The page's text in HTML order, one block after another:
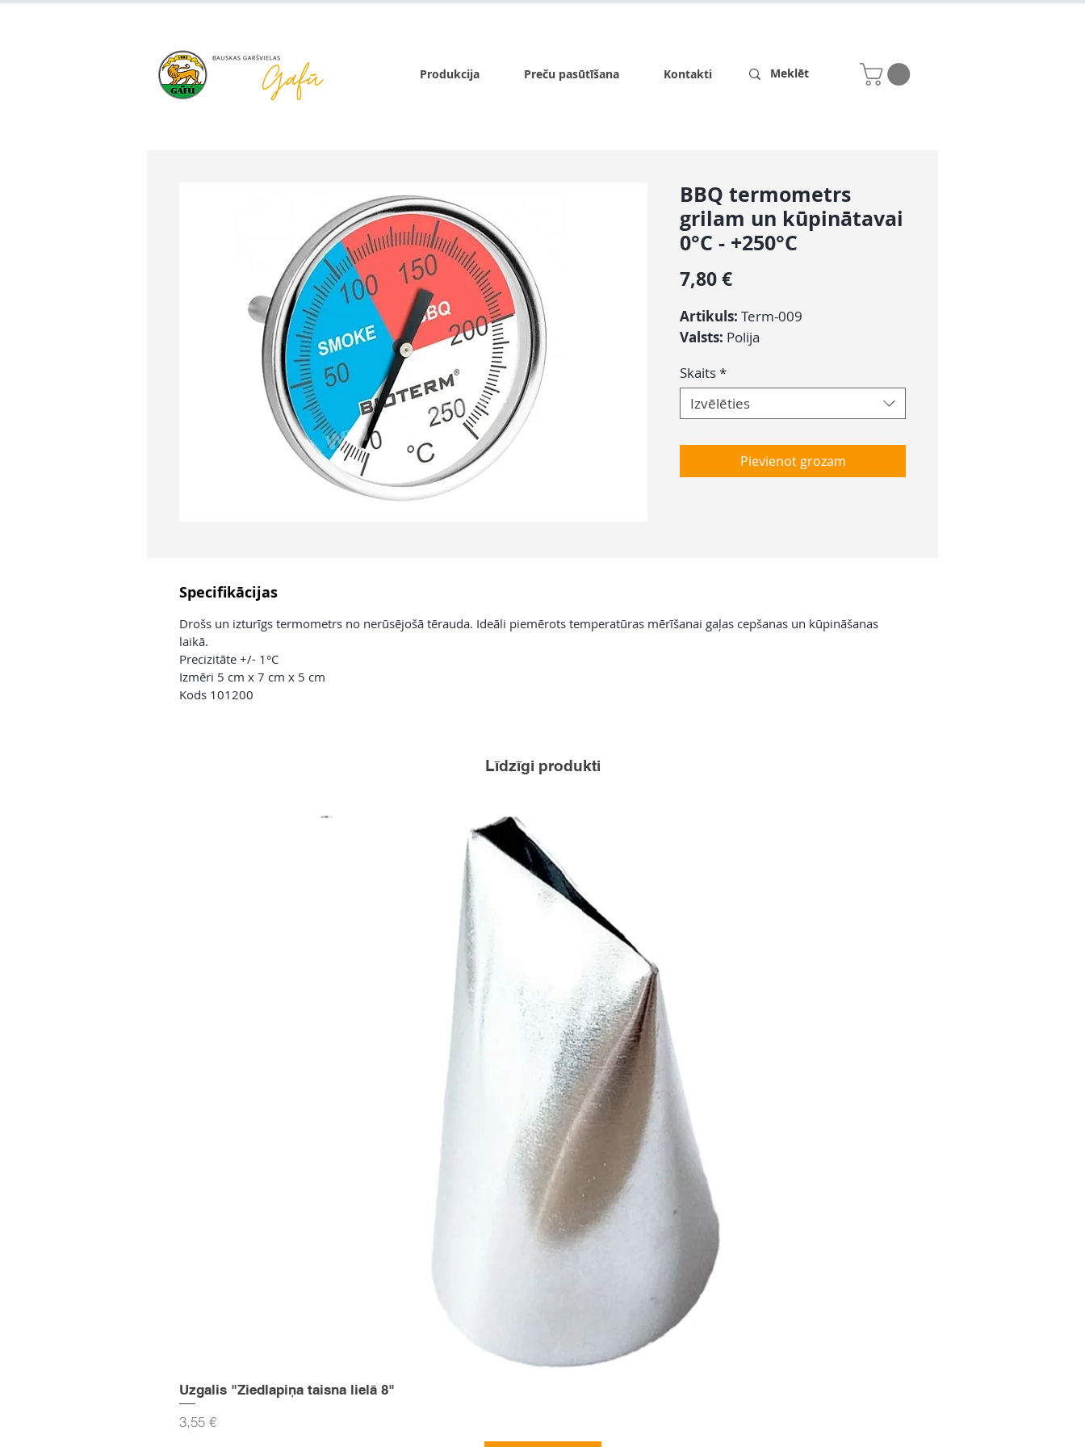
Produkcija Preču pasūtīšana Kontakti
BBQ termometrs
grilam un kūpinātavai
0°C - +250°C
7,80 €Cena
Artikuls: Term-009
Valsts: Polija
Skaits*
Izvēlēties
Pievienot grozam
Specifikācijas
Drošs un izturīgs termometrs no nerūsējošā tērauda. Ideāli piemērots temperatūras mērīšanai gaļas cepšanas un kūpināšanas
laikā.
Precizitāte +/- 1°C
Izmēri 5 cm x 7 cm x 5 cm
Kods 101200
Līdzīgi produkti
Uzgalis "Ziedlapiņa taisna lielā 8"
Cena
3,55 €